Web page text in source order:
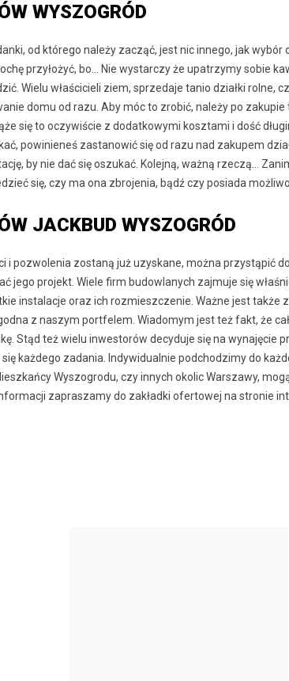
WYSZOGRÓD
od którego należy zacząć, jest nic innego, jak
przyłożyć, bo… Nie wystarczy że upatrzymy sobie
Wielu właścicieli ziem, sprzedaje tanio działki rolne,
domu od razu. Aby móc to zrobić, należy po
się to oczywiście z dodatkowymi kosztami i dość
powinieneś zastanowić się od razu nad zakupem
by nie dać się oszukać. Kolejną, ważną rzeczą…
się, czy ma ona zbrojenia, bądź czy posiada
JACKBUD WYSZOGRÓD
i pozwolenia zostaną już uzyskane, można przystąpić
jego projekt. Wiele firm budowlanych zajmuje się
instalacje oraz ich rozmieszczenie. Ważne jest także
z naszym portfelem. Wiadomym jest też fakt, że
Stąd też wielu inwestorów decyduje się na wynajęcie
każdego zadania. Indywidualnie podchodzimy do
Wyszogrodu, czy innych okolic Warszawy,
zapraszamy do zakładki ofertowej na stronie